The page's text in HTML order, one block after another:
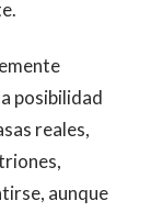
posibilidad
reales,
aunque